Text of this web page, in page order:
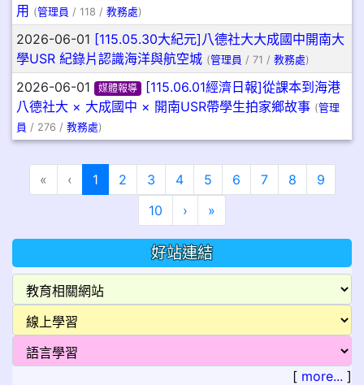
用 (管理員 / 118 / 教務處)
2026-06-01 [115.05.30大紀元]八德社大大成國中開南大
學USR 紀錄片認識海洋與航空城 (管理員 / 71 / 教務處)
2026-06-01 媒體報導
[115.06.01經濟日報]從課本到海港
八德社大 × 大成國中 × 開南USR帶學生拍家鄉故事 (管理
員 / 276 / 教務處)
« ‹ 1(目前頁次)
2 3 4 5 6 7 8
9
10
›下一頁
»最後頁
好站連結
[ more... ]